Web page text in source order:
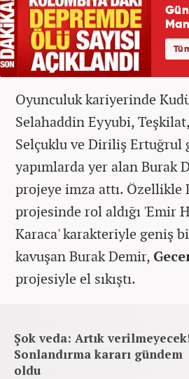
Oyunculuk kariyerinde
Selahaddin Eyyubi,
Selçuklu ve Diriliş Ertuğrul
yapımlarda yer alan Burak
projeye imza attı.
projesinde rol aldığı 'Emir
Karaca' karakteriyle geniş
kavuşan Burak Demir,
projesiyle el sıkıştı.
Şok veda: Artık
Sonlandırma kararı gündem
oldu